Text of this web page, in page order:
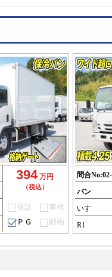
394 万円
（税込）
保証
車検
ＰＧ
動画
問合No:
バン
いすゞ
R1